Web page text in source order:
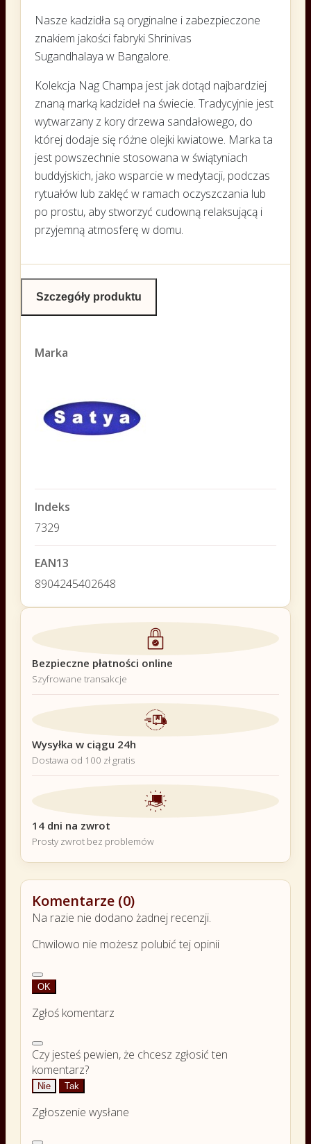
Nasze kadzidła są oryginalne i zabezpieczone
znakiem jakości fabryki Shrinivas
Sugandhalaya w Bangalore.
Kolekcja Nag Champa jest jak dotąd najbardziej
znaną marką kadzideł na świecie. Tradycyjnie jest
wytwarzany z kory drzewa sandałowego, do
której dodaje się różne olejki kwiatowe. Marka ta
jest powszechnie stosowana w świątyniach
buddyjskich, jako wsparcie w medytacji, podczas
rytuałów lub zaklęć w ramach oczyszczania lub
po prostu, aby stworzyć cudowną relaksującą i
przyjemną atmosferę w domu.
Szczegóły produktu
Marka
Indeks
7329
EAN13
8904245402648
Bezpieczne płatności online
Szyfrowane transakcje
Wysyłka w ciągu 24h
Dostawa od 100 zł gratis
14 dni na zwrot
Prosty zwrot bez problemów
Komentarze (0)
Na razie nie dodano żadnej recenzji.
Chwilowo nie możesz polubić tej opinii
OK
Zgłoś komentarz
Czy jesteś pewien, że chcesz zgłosić ten
komentarz?
Nie Tak
Zgłoszenie wysłane